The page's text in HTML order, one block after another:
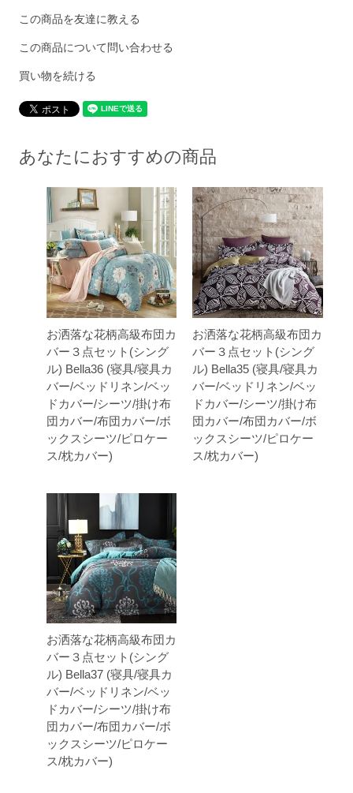
この商品を友達に教える
この商品について問い合わせる
買い物を続ける
あなたにおすすめの商品
お洒落な花柄高級布団カ
バー３点セット(シング
ル) Bella36 (寝具/寝具カ
バー/ベッドリネン/ベッ
ドカバー/シーツ/掛け布
団カバー/布団カバー/ボ
ックスシーツ/ピロケー
ス/枕カバー)
お洒落な花柄高級布団カ
バー３点セット(シング
ル) Bella35 (寝具/寝具カ
バー/ベッドリネン/ベッ
ドカバー/シーツ/掛け布
団カバー/布団カバー/ボ
ックスシーツ/ピロケー
ス/枕カバー)
お洒落な花柄高級布団カ
バー３点セット(シング
ル) Bella37 (寝具/寝具カ
バー/ベッドリネン/ベッ
ドカバー/シーツ/掛け布
団カバー/布団カバー/ボ
ックスシーツ/ピロケー
ス/枕カバー)